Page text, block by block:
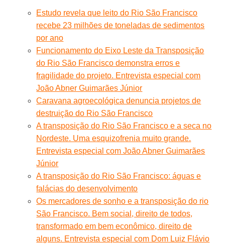
Estudo revela que leito do Rio São Francisco
recebe 23 milhões de toneladas de sedimentos
por ano
Funcionamento do Eixo Leste da Transposição
do Rio São Francisco demonstra erros e
fragilidade do projeto. Entrevista especial com
João Abner Guimarães Júnior
Caravana agroecológica denuncia projetos de
destruição do Rio São Francisco
A transposição do Rio São Francisco e a seca no
Nordeste. Uma esquizofrenia muito grande.
Entrevista especial com João Abner Guimarães
Júnior
A transposição do Rio São Francisco: águas e
falácias do desenvolvimento
Os mercadores de sonho e a transposição do rio
São Francisco. Bem social, direito de todos,
transformado em bem econômico, direito de
alguns. Entrevista especial com Dom Luiz Flávio